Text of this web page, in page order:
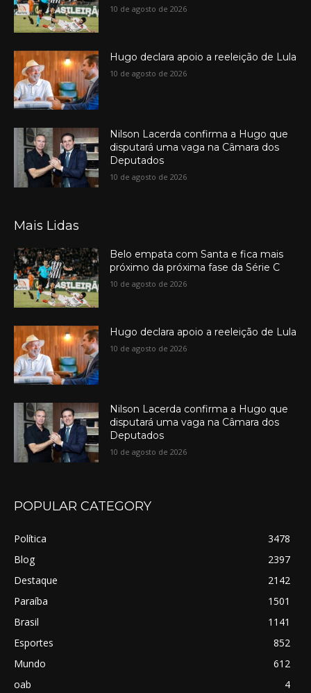
10 de agosto de 2026
Hugo declara apoio a reeleição de Lula
10 de agosto de 2026
Nilson Lacerda confirma a Hugo que
disputará uma vaga na Câmara dos
Deputados
10 de agosto de 2026
Mais Lidas
Belo empata com Santa e fica mais
próximo da próxima fase da Série C
10 de agosto de 2026
Hugo declara apoio a reeleição de Lula
10 de agosto de 2026
Nilson Lacerda confirma a Hugo que
disputará uma vaga na Câmara dos
Deputados
10 de agosto de 2026
POPULAR CATEGORY
Política
3478
Blog
2397
Destaque
2142
Paraíba
1501
Brasil
1141
Esportes
852
Mundo
612
oab
4